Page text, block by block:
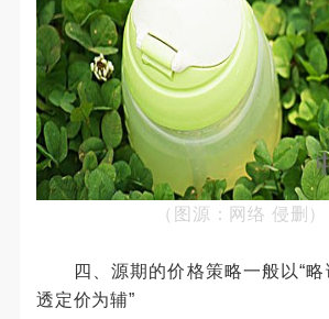
（图源：网络 侵删）
四、源期的价格策略一般以“略
透定价为辅”